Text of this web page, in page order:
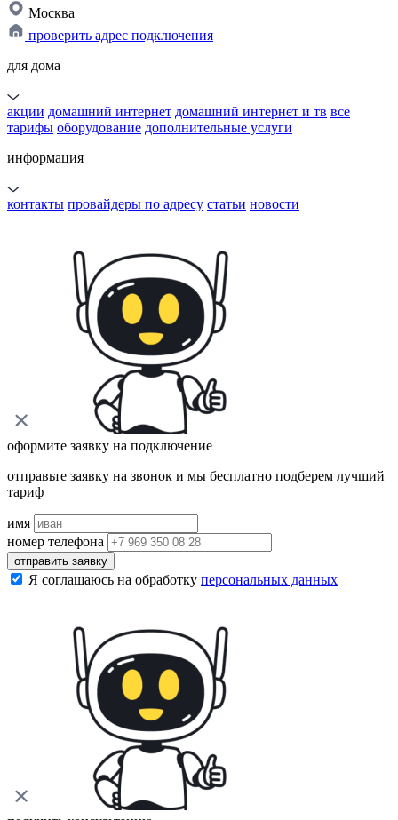
Москва
проверить адрес подключения
для дома
акции домашний интернет домашний интернет и тв все
тарифы оборудование дополнительные услуги
информация
контакты провайдеры по адресу статьи новости
оформите заявку на подключение
отправьте заявку на звонок и мы бесплатно подберем лучший
тариф
имя
номер телефона
отправить заявку
Я соглашаюсь на обработку персональных данных